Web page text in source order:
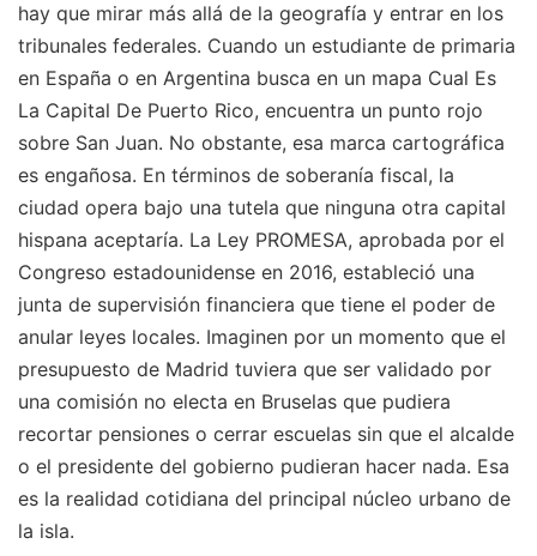
hay que mirar más allá de la geografía y entrar en los
tribunales federales. Cuando un estudiante de primaria
en España o en Argentina busca en un mapa Cual Es
La Capital De Puerto Rico, encuentra un punto rojo
sobre San Juan. No obstante, esa marca cartográfica
es engañosa. En términos de soberanía fiscal, la
ciudad opera bajo una tutela que ninguna otra capital
hispana aceptaría. La Ley PROMESA, aprobada por el
Congreso estadounidense en 2016, estableció una
junta de supervisión financiera que tiene el poder de
anular leyes locales. Imaginen por un momento que el
presupuesto de Madrid tuviera que ser validado por
una comisión no electa en Bruselas que pudiera
recortar pensiones o cerrar escuelas sin que el alcalde
o el presidente del gobierno pudieran hacer nada. Esa
es la realidad cotidiana del principal núcleo urbano de
la isla.